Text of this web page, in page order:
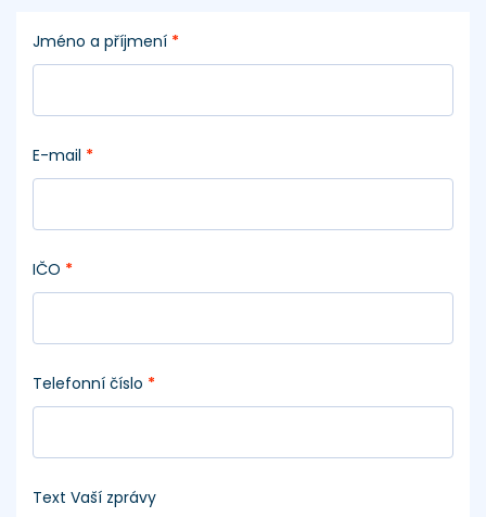
Jméno a příjmení *
E-mail *
IČO *
Telefonní číslo *
Text Vaší zprávy